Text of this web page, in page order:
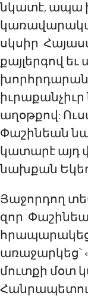
նկատէ, ապա
սկսիր
քայլերգով եւ
իւրաքանչիւր
աղօթքով:
Փաշինեան
կատարէ այդ
նախքան
Յաջորդող
զոր
առաջարկեց`
մուտքի մօտ